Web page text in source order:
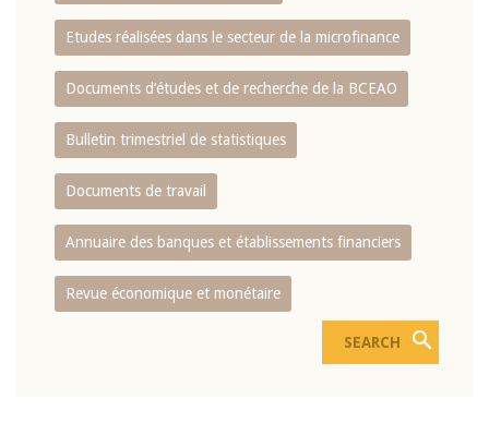
Etudes réalisées dans le secteur de la microfinance
Documents d’études et de recherche de la BCEAO
Bulletin trimestriel de statistiques
Documents de travail
Annuaire des banques et établissements financiers
Revue économique et monétaire